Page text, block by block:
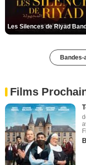
Bandes-
Films